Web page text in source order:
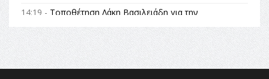
14:19 - Τοποθέτηση Λάκη Βασιλειάδη για την
θεσμικές διαδικασίες υπάρχει μόνο η ευθύνη απέναντι
στις επόμενες γενιές»
16:35 -Το πρόγραμμα του ΠΑΟΚ στον δεύτερο γύρο του